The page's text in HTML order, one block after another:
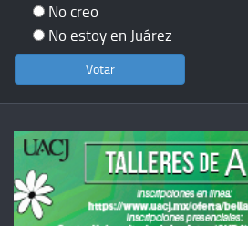
No creo
No estoy en Juárez